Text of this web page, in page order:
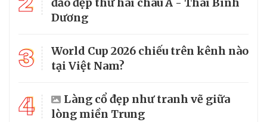
Dương
3
World Cup 2026 chiếu trên kênh nào
tại Việt Nam?
4
Làng cổ đẹp như tranh vẽ giữa
lòng miền Trung